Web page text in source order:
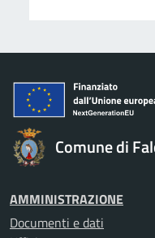
Comune di
AMMINISTRAZIONE
Documenti e dati